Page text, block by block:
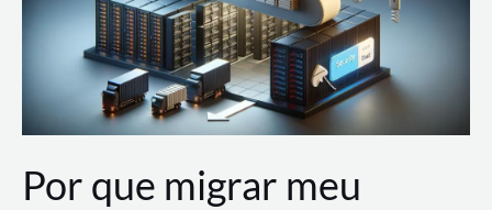
Por que migrar meu